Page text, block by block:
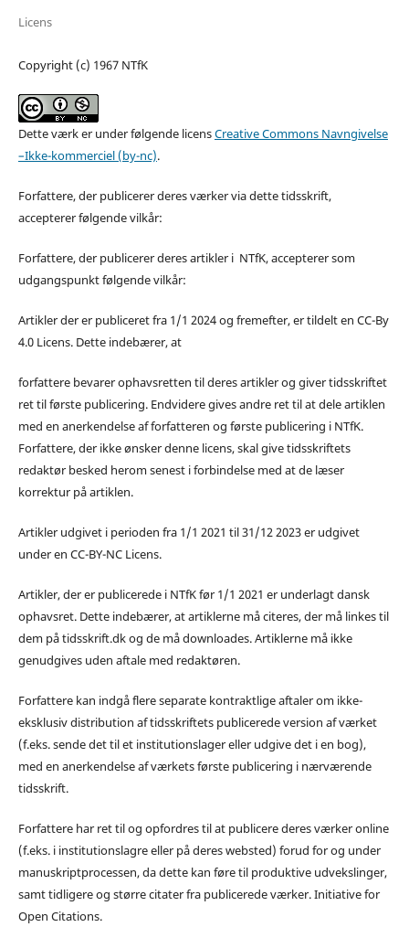
Licens
Copyright (c) 1967 NTfK
Dette værk er under følgende licensCreative Commons Navngivelse
–Ikke-kommerciel (by-nc).
Forfattere, der publicerer deres værker via dette tidsskrift,
accepterer følgende vilkår:
Forfattere, der publicerer deres artikler i NTfK, accepterer som
udgangspunkt følgende vilkår:
Artikler der er publiceret fra 1/1 2024 og fremefter, er tildelt en CC-By
4.0 Licens. Dette indebærer, at
forfattere bevarer ophavsretten til deres artikler og giver tidsskriftet
ret til første publicering. Endvidere gives andre ret til at dele artiklen
med en anerkendelse af forfatteren og første publicering i NTfK.
Forfattere, der ikke ønsker denne licens, skal give tidsskriftets
redaktør besked herom senest i forbindelse med at de læser
korrektur på artiklen.
Artikler udgivet i perioden fra 1/1 2021 til 31/12 2023 er udgivet
under en CC-BY-NC Licens.
Artikler, der er publicerede i NTfK før 1/1 2021 er underlagt dansk
ophavsret. Dette indebærer, at artiklerne må citeres, der må linkes til
dem på tidsskrift.dk og de må downloades. Artiklerne må ikke
genudgives uden aftale med redaktøren.
Forfattere kan indgå flere separate kontraktlige aftaler om ikke-
eksklusiv distribution af tidsskriftets publicerede version af værket
(f.eks. sende det til et institutionslager eller udgive det i en bog),
med en anerkendelse af værkets første publicering i nærværende
tidsskrift.
Forfattere har ret til og opfordres til at publicere deres værker online
(f.eks. i institutionslagre eller på deres websted) forud for og under
manuskriptprocessen, da dette kan føre til produktive udvekslinger,
samt tidligere og større citater fra publicerede værker. Initiative for
Open Citations.